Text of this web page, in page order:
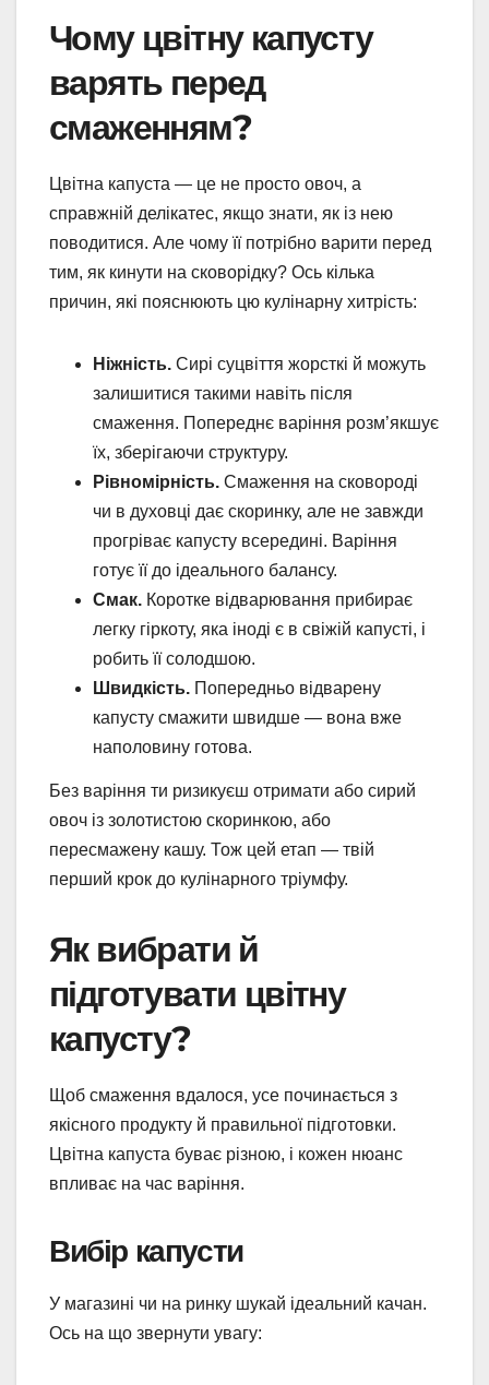
Чому цвітну капусту
варять перед
смаженням?
Цвітна капуста — це не просто овоч, а
справжній делікатес, якщо знати, як із нею
поводитися. Але чому її потрібно варити перед
тим, як кинути на сковорідку? Ось кілька
причин, які пояснюють цю кулінарну хитрість:
Ніжність. Сирі суцвіття жорсткі й можуть
залишитися такими навіть після
смаження. Попереднє варіння розм’якшує
їх, зберігаючи структуру.
Рівномірність. Смаження на сковороді
чи в духовці дає скоринку, але не завжди
прогріває капусту всередині. Варіння
готує її до ідеального балансу.
Смак. Коротке відварювання прибирає
легку гіркоту, яка іноді є в свіжій капусті, і
робить її солодшою.
Швидкість. Попередньо відварену
капусту смажити швидше — вона вже
наполовину готова.
Без варіння ти ризикуєш отримати або сирий
овоч із золотистою скоринкою, або
пересмажену кашу. Тож цей етап — твій
перший крок до кулінарного тріумфу.
Як вибрати й
підготувати цвітну
капусту?
Щоб смаження вдалося, усе починається з
якісного продукту й правильної підготовки.
Цвітна капуста буває різною, і кожен нюанс
впливає на час варіння.
Вибір капусти
У магазині чи на ринку шукай ідеальний качан.
Ось на що звернути увагу: